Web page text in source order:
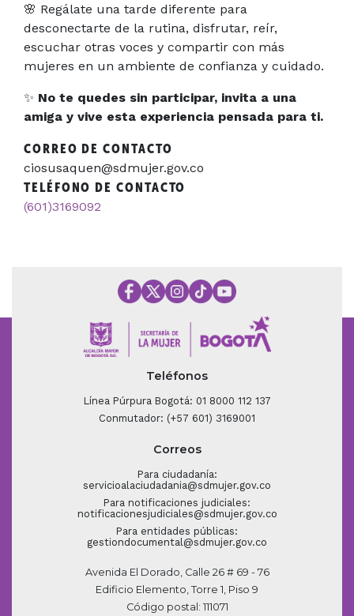
🌸 Regálate una tarde diferente para
desconectarte de la rutina, disfrutar, reír,
escuchar otras voces y compartir con más
mujeres en un ambiente de confianza y cuidado.
✨ No te quedes sin participar, invita a una
amiga y vive esta experiencia pensada para ti.
CORREO DE CONTACTO
ciosusaquen@sdmujer.gov.co
TELÉFONO DE CONTACTO
(601)3169092
Teléfonos
Línea Púrpura Bogotá: 01 8000 112 137
Conmutador: (+57 601) 3169001
Correos
Para ciudadanía:
servicioalaciudadania@sdmujer.gov.co
Para notificaciones judiciales:
notificacionesjudiciales@sdmujer.gov.co
Para entidades públicas:
gestiondocumental@sdmujer.gov.co
Avenida El Dorado, Calle 26 # 69 - 76
Edificio Elemento, Torre 1, Piso 9
Código postal: 111071